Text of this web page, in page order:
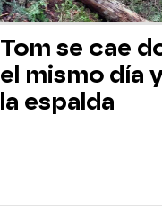
Tom se cae
el mismo día
la espalda